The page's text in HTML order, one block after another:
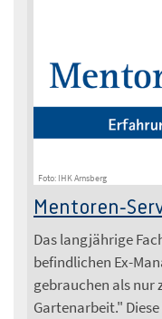
Foto: IHK Arnsberg
Mentoren-
Das langjährige
befindlichen Ex-
gebrauchen als nur
Gartenarbeit."